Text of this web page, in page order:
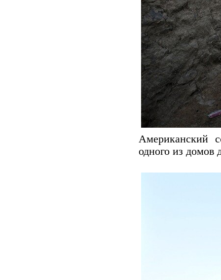
Американский
одного из домов